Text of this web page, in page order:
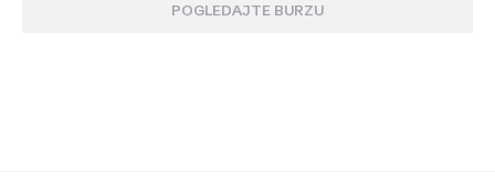
POGLEDAJTE BURZU